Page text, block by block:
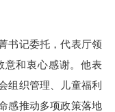
记委托，代表厅领
意和衷心感谢。他表
组织管理、儿童福利
感推动多项政策落地